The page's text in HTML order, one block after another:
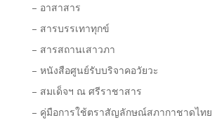
– อาสาสาร
– สารบรรเทาทุกข์
– สารสถานเสาวภา
– หนังสือศูนย์รับบริจาคอวัยวะ
– สมเด็จฯ ณ ศรีราชาสาร
– คู่มือการใช้ตราสัญลักษณ์สภากาชาดไทย